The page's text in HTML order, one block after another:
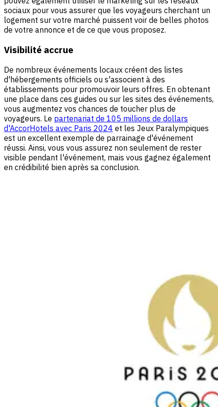
sociaux pour vous assurer que les voyageurs cherchant un
logement sur votre marché puissent voir de belles photos
de votre annonce et de ce que vous proposez.
Visibilité accrue
De nombreux événements locaux créent des listes
d'hébergements officiels ou s'associent à des
établissements pour promouvoir leurs offres. En obtenant
une place dans ces guides ou sur les sites des événements,
vous augmentez vos chances de toucher plus de
voyageurs. Le partenariat de 105 millions de dollars
d'AccorHotels avec Paris 2024 et les Jeux Paralympiques
est un excellent exemple de parrainage d'événement
réussi. Ainsi, vous vous assurez non seulement de rester
visible pendant l'événement, mais vous gagnez également
en crédibilité bien après sa conclusion.